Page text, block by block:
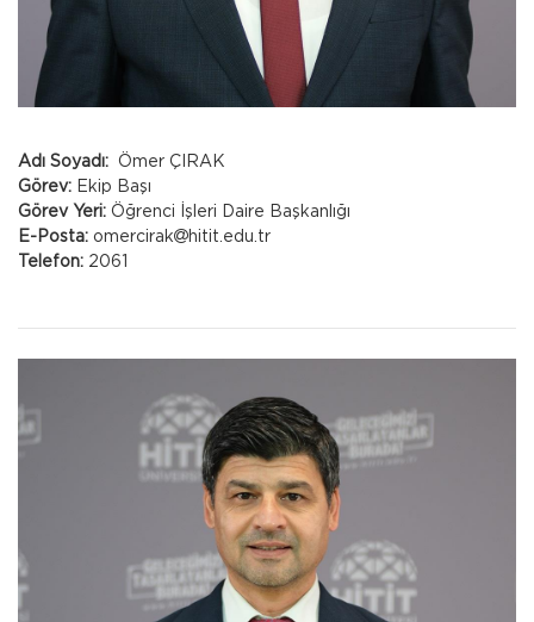
Adı Soyadı: Ömer ÇIRAK
Görev: Ekip Başı
Görev Yeri: Öğrenci İşleri Daire Başkanlığı
E-Posta: omercirak
hitit.edu.tr
Telefon: 2061